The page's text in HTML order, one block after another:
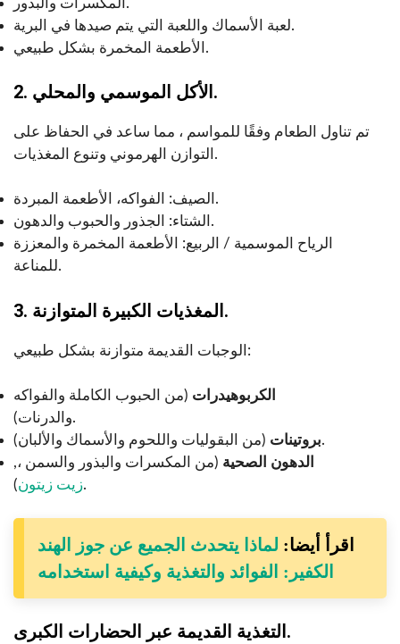
المكسرات والبذور.
لعبة الأسماك واللعبة التي يتم صيدها في البرية.
الأطعمة المخمرة بشكل طبيعي.
2. الأكل الموسمي والمحلي.
تم تناول الطعام وفقًا للمواسم ، مما ساعد في الحفاظ على
التوازن الهرموني وتنوع المغذيات.
الصيف: الفواكه، الأطعمة المبردة.
الشتاء: الجذور والحبوب والدهون.
الرياح الموسمية / الربيع: الأطعمة المخمرة والمعززة
للمناعة.
3. المغذيات الكبيرة المتوازنة.
الوجبات القديمة متوازنة بشكل طبيعي:
الكربوهيدرات (من الحبوب الكاملة والفواكه
والدرنات).
بروتينات(من البقوليات واللحوم والأسماك والألبان).
الدهون الصحية (من المكسرات والبذور والسمن ،,
زيت زيتون).
اقرأ أيضا: لماذا يتحدث الجميع عن جوز الهند
الكفير: الفوائد والتغذية وكيفية استخدامه
التغذية القديمة عبر الحضارات الكبرى.